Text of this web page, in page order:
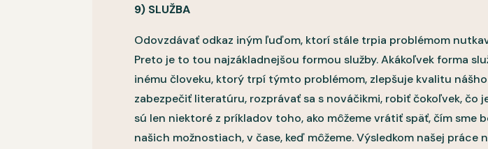
9) SLUŽBA
Odovzdávať odkaz iným ľuďom, ktorí stále trpia problémom
Preto je to tou najzákladnejšou formou služby. Akákoľvek forma
inému človeku, ktorý trpí týmto problémom, zlepšuje kvalitu
zabezpečiť literatúru, rozprávať sa s nováčikmi, robiť čokoľvek,
sú len niektoré z príkladov toho, ako môžeme vrátiť späť, čím sme
našich možnostiach, v čase, keď môžeme. Výsledkom našej práce